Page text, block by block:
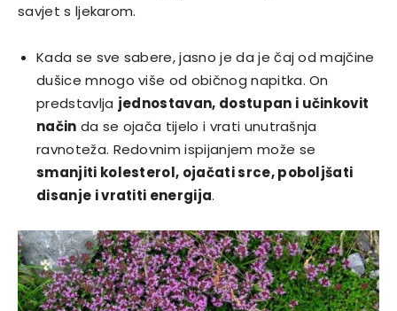
savjet s ljekarom.
Kada se sve sabere, jasno je da je čaj od majčine
dušice mnogo više od običnog napitka. On
predstavlja jednostavan, dostupan i učinkovit
način da se ojača tijelo i vrati unutrašnja
ravnoteža. Redovnim ispijanjem može se
smanjiti kolesterol, ojačati srce, poboljšati
disanje i vratiti energija.